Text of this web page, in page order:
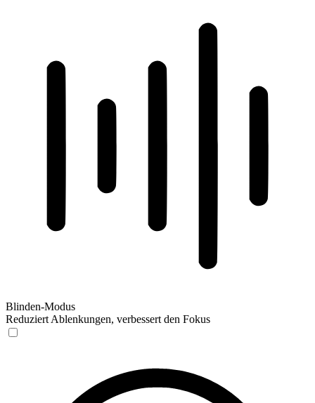
Blinden-Modus
Reduziert Ablenkungen, verbessert den Fokus